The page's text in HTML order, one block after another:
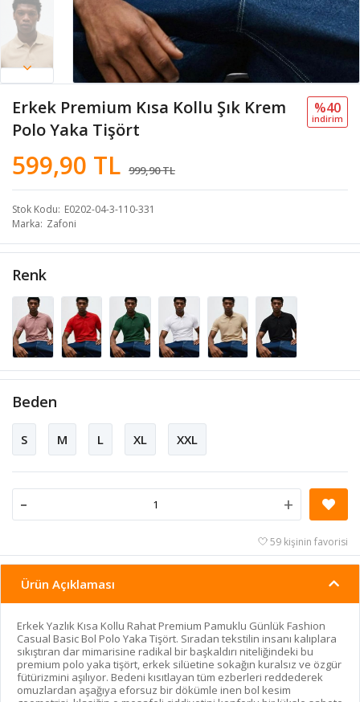
Erkek Premium Kısa Kollu Şık Krem
Polo Yaka Tişört
599,90 TL 999,90 TL
%40
i̇ndi̇ri̇m
Stok Kodu E0202-04-3-110-331
Marka Zafoni
Renk
Beden
S M L XL XXL
- +
59 kişinin favorisi
Ürün Açıklaması
Erkek Yazlık Kısa Kollu Rahat Premium Pamuklu Günlük Fashion
Casual Basic Bol Polo Yaka Tişört. Sıradan tekstilin insanı kalıplara
sıkıştıran dar mimarisine radikal bir başkaldırı niteliğindeki bu
premium polo yaka tişört, erkek silüetine sokağın kuralsız ve özgür
fütürizmini aşılıyor. Bedeni kısıtlayan tüm ezberleri reddederek
omuzlardan aşağıya eforsuz bir dökümle inen bol kesim